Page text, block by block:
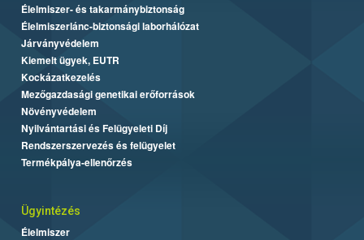
Élelmiszer- és takarmánybiztonság
Élelmiszerlánc-biztonsági laborhálózat
Járványvédelem
Kiemelt ügyek, EUTR
Kockázatkezelés
Mezőgazdasági genetikai erőforrások
Növényvédelem
Nyilvántartási és Felügyeleti Díj
Rendszerszervezés és felügyelet
Termékpálya-ellenőrzés
Ügyintézés
Élelmiszer